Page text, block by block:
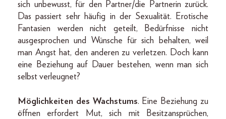
sich unbewusst, für den Partner/die Partnerin zurück.
Das passiert sehr häufig in der Sexualität. Erotische
Fantasien werden nicht geteilt, Bedürfnisse nicht
ausgesprochen und Wünsche für sich behalten, weil
man Angst hat, den anderen zu verletzen. Doch kann
eine Beziehung auf Dauer bestehen, wenn man sich
selbst verleugnet?
Möglichkeiten des Wachstums. Eine Beziehung zu
öffnen erfordert Mut, sich mit Besitzansprüchen,